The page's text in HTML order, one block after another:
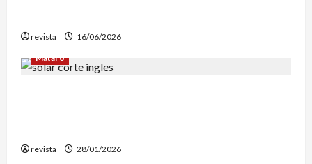
revista
16/06/2026
Mataró
revista
28/01/2026